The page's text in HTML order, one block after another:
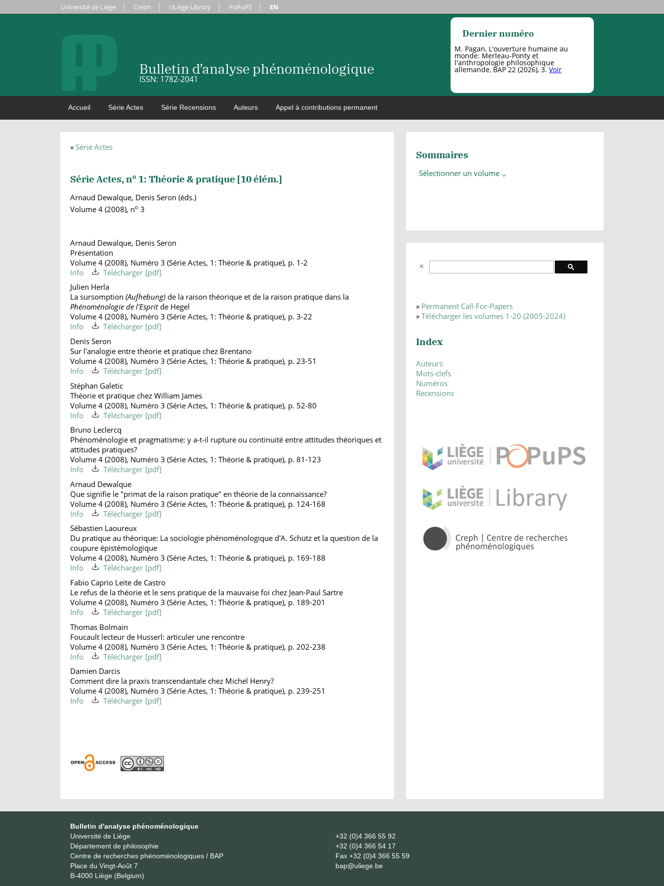
Université de Liège Creph ULiège Library PoPuPS EN
Bulletin d’analyse phénoménologique
ISSN: 1782-2041
Dernier numéro
M. Pagan, L'ouverture humaine au
monde: Merleau-Ponty et
l'anthropologie philosophique
allemande, BAP 22 (2026), 3. Voir
Accueil Série Actes Série Recensions Auteurs Appel à contributions permanent
« Série Actes
Série Actes, no 1: Théorie & pratique [10élém.]
Arnaud Dewalque, Denis Seron (éds.)
Volume 4 (2008), no 3
Arnaud Dewalque, Denis Seron
Présentation
Volume 4 (2008), Numéro 3 (Série Actes, 1: Théorie & pratique), p. 1-2
Info
Télécharger
Julien Herla
La sursomption (Aufhebung) de la raison théorique et de la raison pratique dans la
Phénoménologie de l'Espritde Hegel
Volume 4 (2008), Numéro 3 (Série Actes, 1: Théorie & pratique), p. 3-22
Info
Télécharger
Denis Seron
Sur l'analogie entre théorie et pratique chez Brentano
Volume 4 (2008), Numéro 3 (Série Actes, 1: Théorie & pratique), p. 23-51
Info
Télécharger
Stéphan Galetic
Théorie et pratique chez William James
Volume 4 (2008), Numéro 3 (Série Actes, 1: Théorie & pratique), p. 52-80
Info
Télécharger
Bruno Leclercq
Phénoménologie et pragmatisme: y a-t-il rupture ou continuité entre attitudes théoriques et
attitudes pratiques?
Volume 4 (2008), Numéro 3 (Série Actes, 1: Théorie & pratique), p. 81-123
Info
Télécharger
Arnaud Dewalque
Que signifie le "primat de la raison pratique" en théorie de la connaissance?
Volume 4 (2008), Numéro 3 (Série Actes, 1: Théorie & pratique), p. 124-168
Info
Télécharger
Sébastien Laoureux
Du pratique au théorique: La sociologie phénoménologique d'A. Schütz et la question de la
coupure épistémologique
Volume 4 (2008), Numéro 3 (Série Actes, 1: Théorie & pratique), p. 169-188
Info
Télécharger
Fabio Caprio Leite de Castro
Le refus de la théorie et le sens pratique de la mauvaise foi chez Jean-Paul Sartre
Volume 4 (2008), Numéro 3 (Série Actes, 1: Théorie & pratique), p. 189-201
Info
Télécharger
Thomas Bolmain
Foucault lecteur de Husserl: articuler une rencontre
Volume 4 (2008), Numéro 3 (Série Actes, 1: Théorie & pratique), p. 202-238
Info
Télécharger
Damien Darcis
Comment dire la praxis transcendantale chez Michel Henry?
Volume 4 (2008), Numéro 3 (Série Actes, 1: Théorie & pratique), p. 239-251
Info
Télécharger
Sommaires
Sélectionner un volume
» Permanent Call-For-Papers
» Télécharger les volumes 1-20 (2005-2024)
Index
Auteurs
Mots-clefs
Numéros
Recensions
Bulletin d'analyse phénoménologique
Université de Liège
Département de philosophie
Centre de recherches phénoménologiques / BAP
Place du Vingt-Août 7
B-4000 Liège (Belgium)
+32 (0)4 366 55 92
+32 (0)4 366 54 17
Fax +32 (0)4 366 55 59
bap@uliege.be